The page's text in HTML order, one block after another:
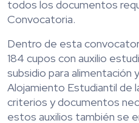
todos los documentos
Convocatoria.
Dentro de esta
184 cupos con auxilio
subsidio para alimentación
Alojamiento Estudiantil de
criterios y documentos
estos auxilios también se